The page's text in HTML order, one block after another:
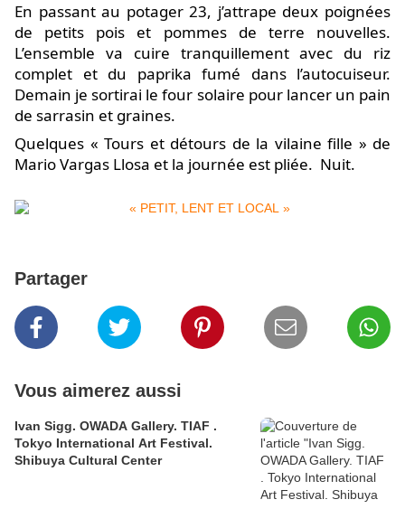
En passant au potager 23, j’attrape deux poignées
de petits pois et pommes de terre nouvelles.
L’ensemble va cuire tranquillement avec du riz
complet et du paprika fumé dans l’autocuiseur.
Demain je sortirai le four solaire pour lancer un pain
de sarrasin et graines.
Quelques « Tours et détours de la vilaine fille » de
Mario Vargas Llosa et la journée est pliée. Nuit.
Partager
Vous aimerez aussi
Ivan Sigg. OWADA Gallery. TIAF .
Tokyo International Art Festival.
Shibuya Cultural Center